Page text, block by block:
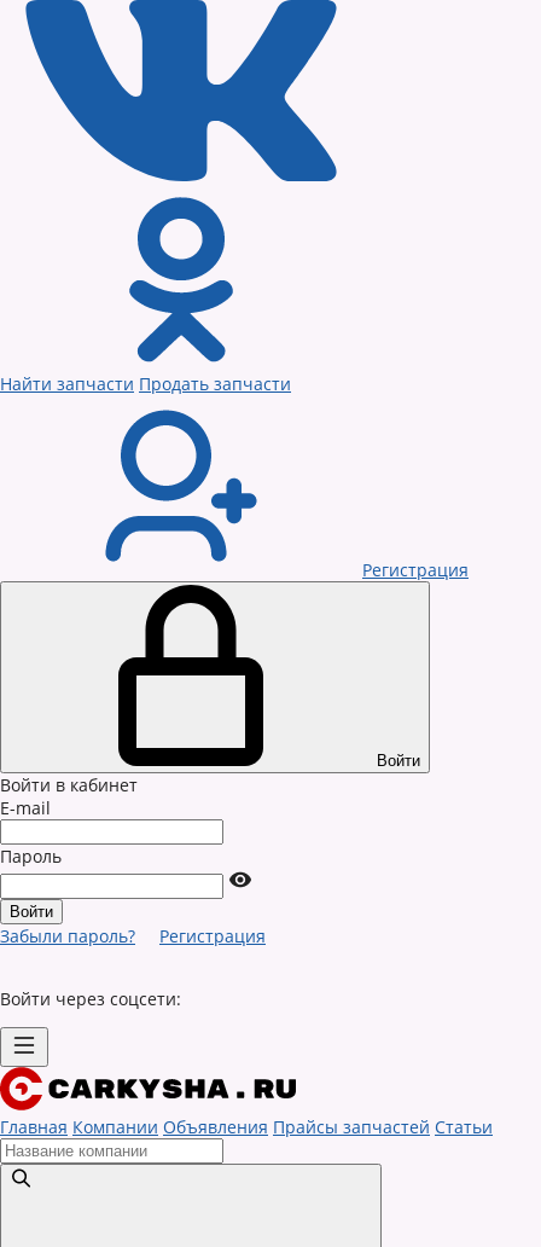
Найти запчасти Продать запчасти
Регистрация
Войти
Войти в кабинет
E-mail
Пароль
Забыли пароль? Регистрация
Войти через соцсети:
Главная Компании Объявления Прайсы запчастей Статьи